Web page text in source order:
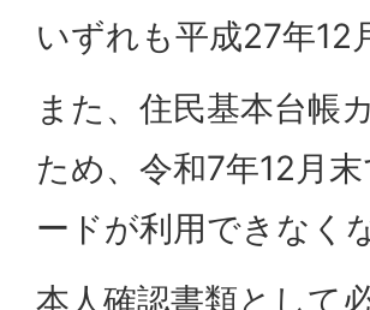
いずれも平成27年12
また、住民基本台帳
ため、令和7年12月
ードが利用できなく
本人確認書類として